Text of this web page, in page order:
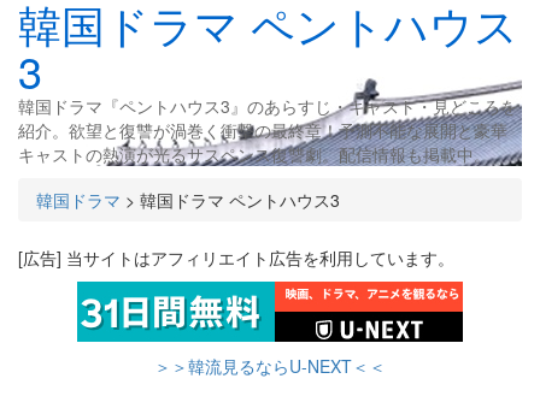
韓国ドラマ ペントハウス
3
韓国ドラマ『ペントハウス3』のあらすじ・キャスト・見どころを
紹介。欲望と復讐が渦巻く衝撃の最終章！予測不能な展開と豪華
キャストの熱演が光るサスペンス復讐劇。配信情報も掲載中。
韓国ドラマ > 韓国ドラマ ペントハウス3
[広告] 当サイトはアフィリエイト広告を利用しています。
＞＞韓流見るならU-NEXT＜＜